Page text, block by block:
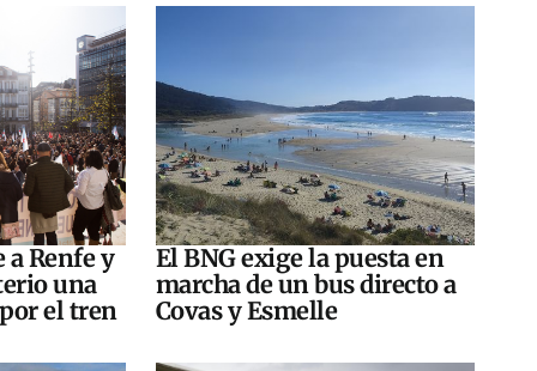
Renfe y
una
el tren
El BNG exige la puesta en
marcha de un bus directo a
Covas y Esmelle